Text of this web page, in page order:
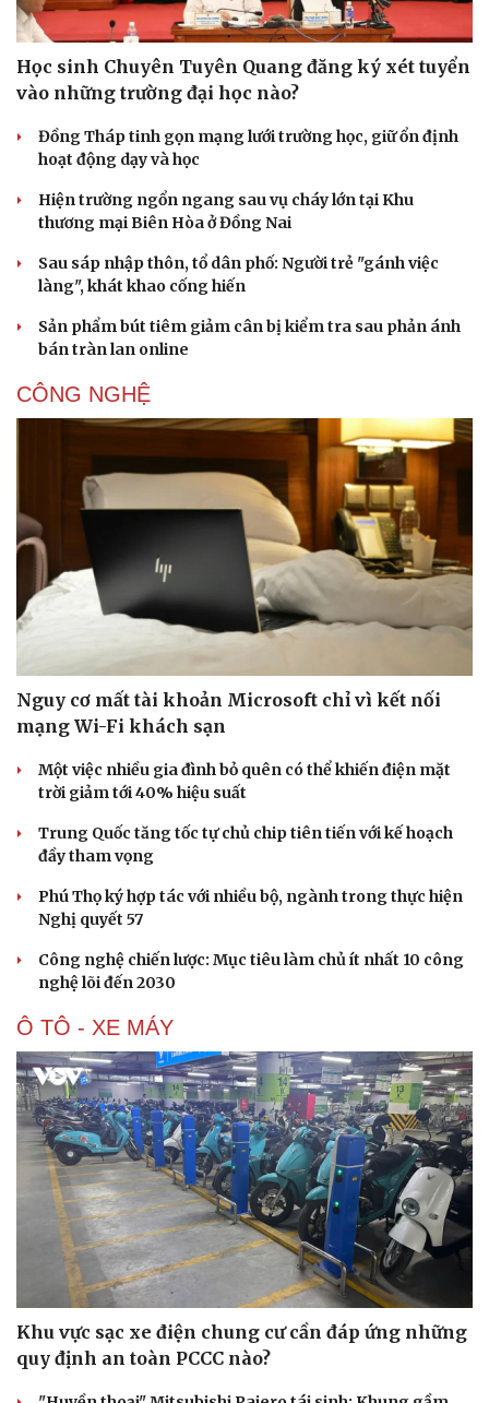
Sân khấu - Điện ảnh
Văn học
Di sản
Nghệ sĩ
Sao Việt
Học sinh Chuyên Tuyên Quang đăng ký xét tuyển
vào những trường đại học nào?
Đồng Tháp tinh gọn mạng lưới trường học, giữ ổn định
hoạt động dạy và học
Hiện trường ngổn ngang sau vụ cháy lớn tại Khu
thương mại Biên Hòa ở Đồng Nai
Sau sáp nhập thôn, tổ dân phố: Người trẻ "gánh việc
làng", khát khao cống hiến
Sản phẩm bút tiêm giảm cân bị kiểm tra sau phản ánh
bán tràn lan online
CÔNG NGHỆ
Nguy cơ mất tài khoản Microsoft chỉ vì kết nối
mạng Wi-Fi khách sạn
Một việc nhiều gia đình bỏ quên có thể khiến điện mặt
trời giảm tới 40% hiệu suất
Trung Quốc tăng tốc tự chủ chip tiên tiến với kế hoạch
đầy tham vọng
Phú Thọ ký hợp tác với nhiều bộ, ngành trong thực hiện
Nghị quyết 57
Công nghệ chiến lược: Mục tiêu làm chủ ít nhất 10 công
nghệ lõi đến 2030
Ô TÔ - XE MÁY
Khu vực sạc xe điện chung cư cần đáp ứng những
quy định an toàn PCCC nào?